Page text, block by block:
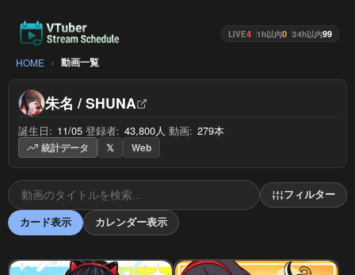
LIVE4 1h以内0 24h以内99
HOME 動画一覧
朱名 / SHUNA
誕生日: 11/05 登録者: 43,800人 動画: 279本
統計データ 𝕏 Web
フィルター
カード表示 カレンダー表示